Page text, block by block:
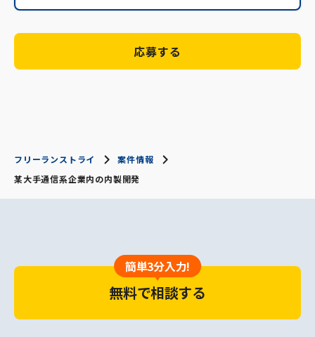
応募する
フリーランストライ
案件情報
某大手通信系企業内の内製開発
簡単3分入力!
無料で相談する